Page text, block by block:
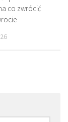
co zwrócić